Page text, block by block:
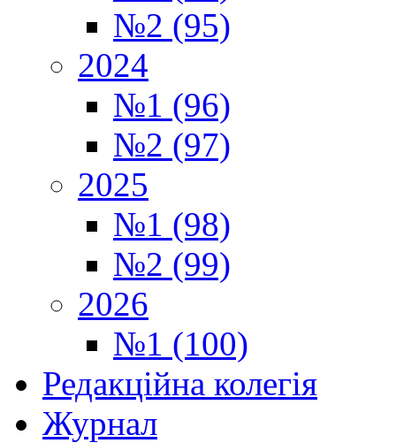
№2 (95)
2024
№1 (96)
№2 (97)
2025
№1 (98)
№2 (99)
2026
№1 (100)
Редакційна колегія
Журнал